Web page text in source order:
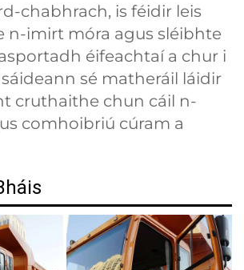
chabhrach, is féidir leis
n-imirt móra agus sléibhte
éifeachtaí a chur i
sé matheráil láidir
cruthaithe chun cáil n-
comhoibriú cúram a